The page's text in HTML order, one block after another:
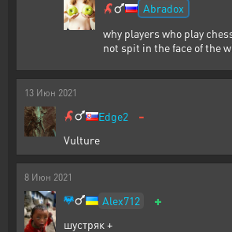
Abradox
why players who play
not spit in the face of the
13 Июн 2021
Edge2 -
Vulture
8 Июн 2021
Alex712 +
шустряк +